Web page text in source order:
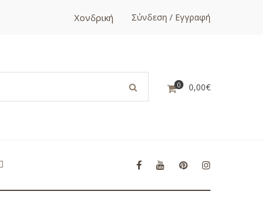
Χονδρική Σύνδεση / Εγγραφή
0 0,00€